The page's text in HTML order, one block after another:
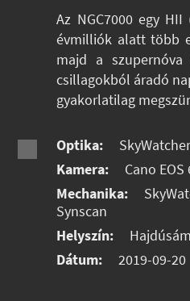
Az NGC7000 egy
évmilliók alatt több
majd a
csillagokból áradó
gyakorlatilag
Optika:
Kamera:
Cano EOS
Mechanika:
Synscan
Helyszín:
Dátum:
2019-09-20